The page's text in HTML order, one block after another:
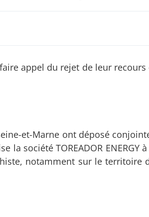
appel du rejet de leur
et-Marne ont déposé
la société TOREADOR ENERGY
notamment sur le territoire